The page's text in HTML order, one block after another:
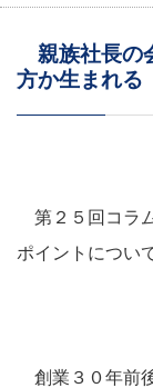
親族社長の
方か生まれる
第２５回コラ
ポイントについ
創業３０年前